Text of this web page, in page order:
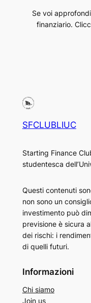
Se voi
finanziario.
SFCLUBLIUC
Starting Finance
studentesca
Questi contenuti
non sono un
investimento può
previsione è sicura
dei rischi: i
di quelli futuri.
Informazioni
Chi siamo
Join us